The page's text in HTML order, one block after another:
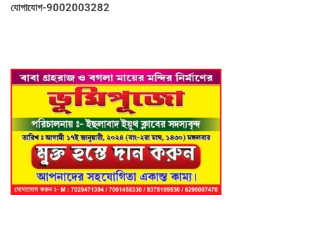
যোগাযোগ-9002003282